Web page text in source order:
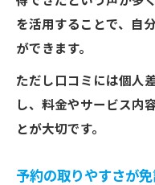
を活用することで、自
ができます。
ただし口コミには個人
し、料金やサービス内
とが大切です。
予約の取りやすさが